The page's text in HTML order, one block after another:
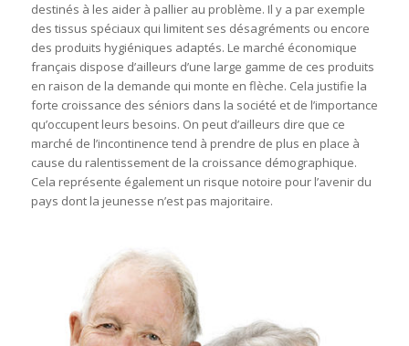
destinés à les aider à pallier au problème. Il y a par exemple
des tissus spéciaux qui limitent ses désagréments ou encore
des produits hygiéniques adaptés. Le marché économique
français dispose d’ailleurs d’une large gamme de ces produits
en raison de la demande qui monte en flèche. Cela justifie la
forte croissance des séniors dans la société et de l’importance
qu’occupent leurs besoins. On peut d’ailleurs dire que ce
marché de l’incontinence tend à prendre de plus en place à
cause du ralentissement de la croissance démographique.
Cela représente également un risque notoire pour l’avenir du
pays dont la jeunesse n’est pas majoritaire.